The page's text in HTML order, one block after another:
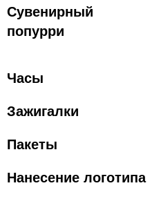
Сувенирный
попурри
Часы
Зажигалки
Пакеты
Нанесение логотипа